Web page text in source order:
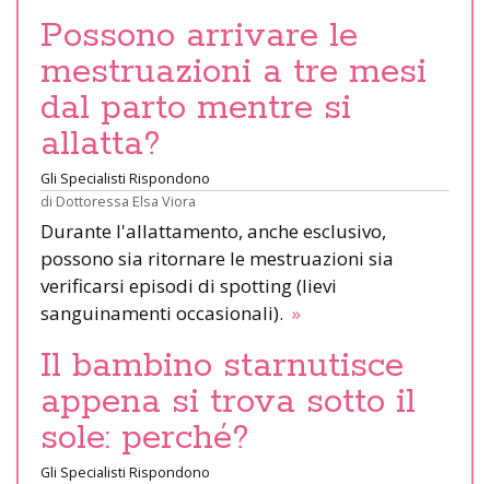
Possono arrivare le
mestruazioni a tre mesi
dal parto mentre si
allatta?
Gli Specialisti Rispondono
di Dottoressa Elsa Viora
Durante l'allattamento, anche esclusivo,
possono sia ritornare le mestruazioni sia
verificarsi episodi di spotting (lievi
sanguinamenti occasionali). »
Il bambino starnutisce
appena si trova sotto il
sole: perché?
Gli Specialisti Rispondono